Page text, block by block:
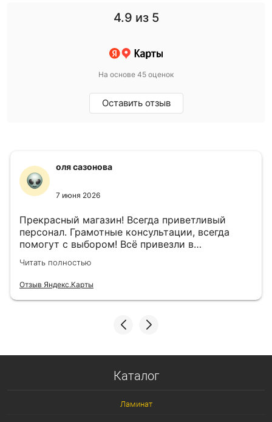
4.9 из 5
На основе 45 оценок
Оставить отзыв
оля сазонова
7 июня 2026
Прекрасный магазин! Всегда приветливый
персонал. Грамотные консультации, всегда
помогут с выбором! Всё привезли в
назначенный день!
Читать полностью
Отзыв Яндекс.Карты
Каталог
Ламинат